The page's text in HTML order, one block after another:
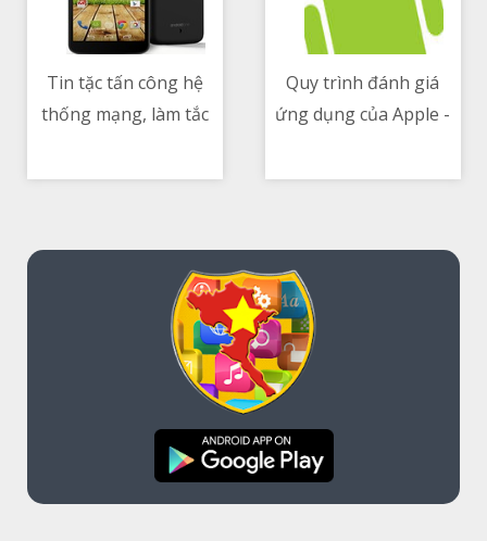
Tin tặc tấn công hệ
thống mạng, làm tắc
nhiên liệu lớn nhất
Quy trình đánh giá
ứng dụng của Apple -
số app gửi lên App